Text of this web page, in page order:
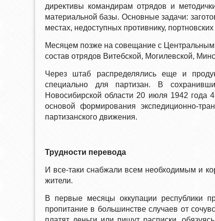
директивы командирам отрядов и
материальной базы. Основные задачи:
местах, недоступных противнику,
Месяцем позже на совещание с
состав отрядов Витебской, Могилевской,
Через штаб распределялись еще и
специально для партизан. В
Новосибирской области 20 июля 1942 года
основой формирования экспедиционно-
партизанского движения.
Трудности перевода
И все-таки снабжали всем необходимым и
жители.
В первые месяцы оккупации республики
пропитание в большинстве случаев от